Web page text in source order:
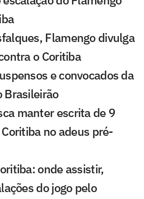
Flamengo divulga
o Coritiba
e convocados da
Brasileirão
manter escrita de 9
no adeus pré-
onde assistir,
do jogo pelo